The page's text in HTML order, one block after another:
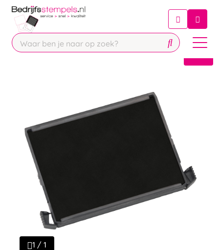
Chatbot
Chat 24/7 met onze chatbot voor
Contact
1 / 1